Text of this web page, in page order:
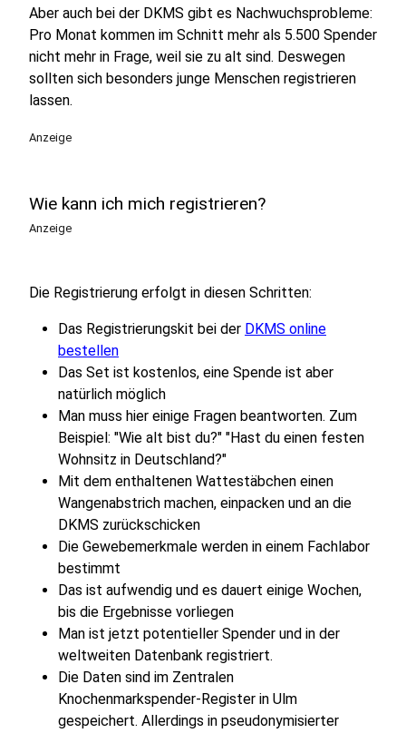
Aber auch bei der DKMS gibt es Nachwuchsprobleme:
Pro Monat kommen im Schnitt mehr als 5.500 Spender
nicht mehr in Frage, weil sie zu alt sind. Deswegen
sollten sich besonders junge Menschen registrieren
lassen.
Anzeige
Wie kann ich mich registrieren?
Anzeige
Die Registrierung erfolgt in diesen Schritten:
Das Registrierungskit bei der DKMS online
bestellen
Das Set ist kostenlos, eine Spende ist aber
natürlich möglich
Man muss hier einige Fragen beantworten. Zum
Beispiel: "Wie alt bist du?" "Hast du einen festen
Wohnsitz in Deutschland?"
Mit dem enthaltenen Wattestäbchen einen
Wangenabstrich machen, einpacken und an die
DKMS zurückschicken
Die Gewebemerkmale werden in einem Fachlabor
bestimmt
Das ist aufwendig und es dauert einige Wochen,
bis die Ergebnisse vorliegen
Man ist jetzt potentieller Spender und in der
weltweiten Datenbank registriert.
Die Daten sind im Zentralen
Knochenmarkspender-Register in Ulm
gespeichert. Allerdings in pseudonymisierter